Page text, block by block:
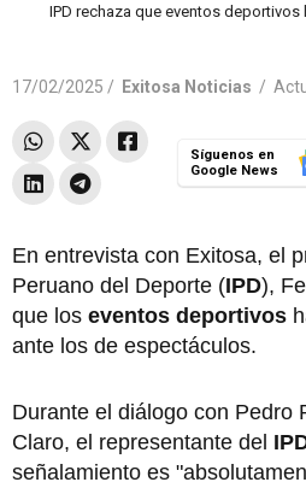
IPD rechaza que eventos
17/02/2025 / Exitosa Noticias /
Síguenos en
Google News
En entrevista con Exitosa, el
Peruano del Deporte (IPD),
que los eventos deportivos
ante los de espectáculos.
Durante el diálogo con Pedro
Claro, el representante del
señalamiento es